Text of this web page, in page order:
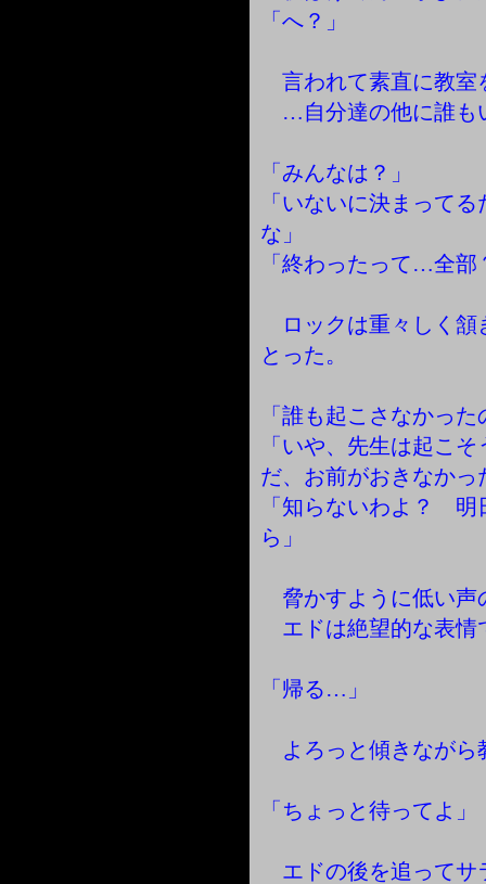
「へ？」
言われて素直に教室
…自分達の他に誰も
「みんなは？」
「いないに決まって
な」
「終わったって…全部
ロックは重々しく頷
とった。
「誰も起こさなかっ
「いや、先生は起こ
だ、お前がおきなかっ
「知らないわよ？ 明
ら」
脅かすように低い声
エドは絶望的な表情
「帰る…」
よろっと傾きながら
「ちょっと待ってよ」
エドの後を追ってサ